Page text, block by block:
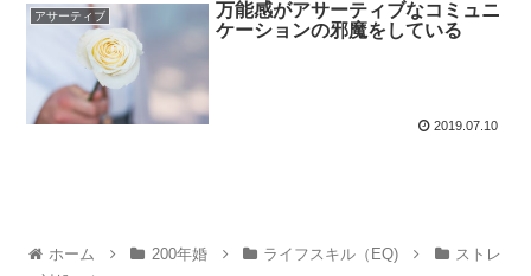
アサーティブ
万能感がアサーティブなコミュニ
ケーションの邪魔をしている
2019.07.10
ホーム 200年婚 ライフスキル（EQ)
ストレ